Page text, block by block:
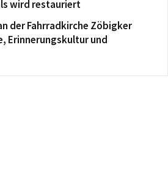
wird restauriert
der Fahrradkirche Zöbigker
Erinnerungskultur und